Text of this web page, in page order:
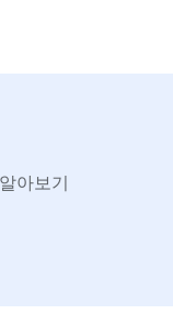
아보기